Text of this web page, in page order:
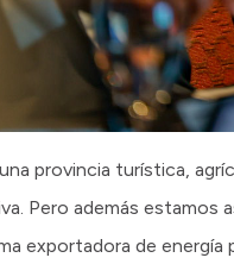
provincia turística,
Pero además estamos
exportadora de energía